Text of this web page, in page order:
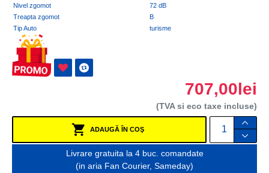
Nivel zgomot
72 dB
Treapta zgomot
B
Tip Auto
turisme
707,00lei
(TVA si eco taxe incluse)
ADAUGĂ ÎN COŞ
Livrare gratuita la 4 buc. comandate
(in aria Fan Courier, Sameday)